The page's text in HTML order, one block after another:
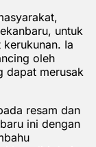
untuk
Ia
oleh
dapat merusak
resam dan
ini dengan